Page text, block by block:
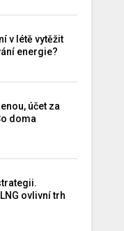
v létě vytěžit
energie?
účet za
doma
ovlivní trh